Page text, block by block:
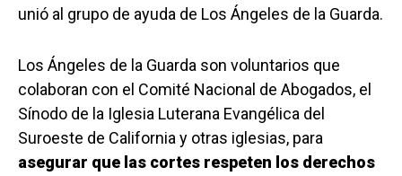
unió al grupo de ayuda de Los Ángeles de la Guarda.
Los Ángeles de la Guarda son voluntarios que
colaboran con el Comité Nacional de Abogados, el
Sínodo de la Iglesia Luterana Evangélica del
Suroeste de California y otras iglesias, para
asegurar que las cortes respeten los derechos